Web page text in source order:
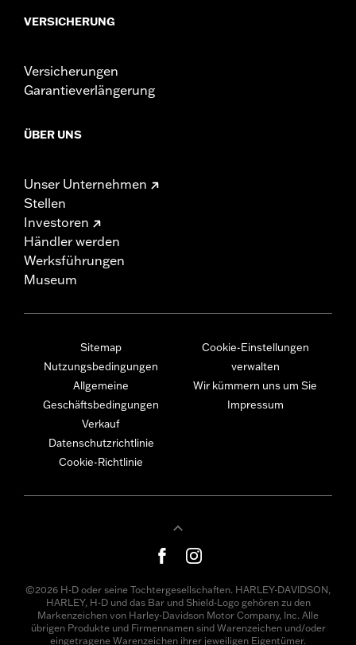
VERSICHERUNG
Versicherungen
Garantieverlängerung
ÜBER UNS
Unser Unternehmen
Stellen
Investoren
Händler werden
Werksführungen
Museum
Sitemap
Nutzungsbedingungen
Allgemeine
Geschäftsbedingungen
Verkauf
Datenschutzrichtlinie
Cookie-Richtlinie
Cookie-Einstellungen
verwalten
Wir kümmern uns um Sie
Impressum
©2026 H-D oder seine Tochtergesellschaften. HARLEY-DAVIDSON,
HARLEY, H-D und das Bar und Shield-Logo gehören zu den
Markenzeichen von Harley-Davidson Motor Company, Inc. Alle
übrigen Produkte und Firmennamen sind Warenzeichen und/oder
eingetragene Warenzeichen ihrer jeweiligen Eigentümer.